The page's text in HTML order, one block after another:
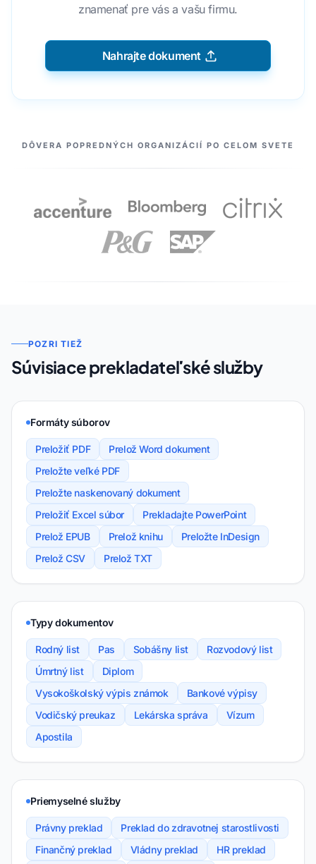
znamenať pre vás a vašu firmu.
Nahrajte dokument
NAŠI PARTNERI
DÔVERA POPREDNÝCH ORGANIZÁCIÍ PO CELOM SVETE
POZRI TIEŽ
Súvisiace prekladateľské služby
Formáty súborov
Preložiť PDF
Prelož Word dokument
Preložte veľké PDF
Preložte naskenovaný dokument
Preložiť Excel súbor
Prekladajte PowerPoint
Prelož EPUB
Prelož knihu
Preložte InDesign
Prelož CSV
Prelož TXT
Typy dokumentov
Rodný list Pas Sobášny list
Rozvodový list
Úmrtný list
Diplom
Vysokoškolský výpis známok
Bankové výpisy
Vodičský preukaz
Lekárska správa
Vízum
Apostila
Priemyselné služby
Právny preklad
Preklad do zdravotnej starostlivosti
Finančný preklad
Vládny preklad
HR preklad